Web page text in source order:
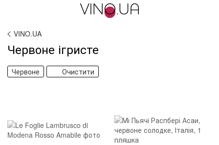
VINO.UA
Червоне ігристе
Червоне Очистити